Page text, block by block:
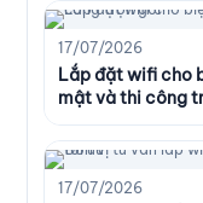
17/07/2026
Lắp đặt wifi cho
mật và thi công
17/07/2026